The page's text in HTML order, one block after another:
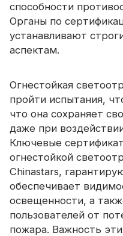
способности
Органы по
устанавливают
аспектам.
Огнестойкая
пройти испытания,
что она сохраняет
даже при
Ключевые
огнестойкой
Chinastars,
обеспечивает
освещенности, а
пользователей от
пожара. Важность